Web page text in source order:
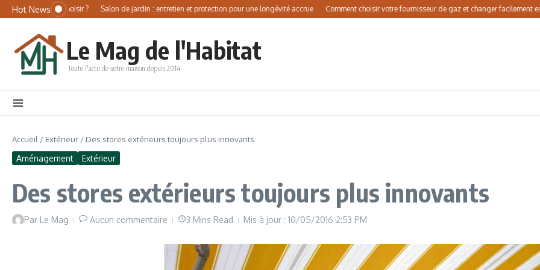
Aller au contenu
Hot News
comment choisir ? Salon de jardin : entretien et protection pour une longévité accrue Comment choisir votre fournisseur de gaz et changer facilement en 2026
Le Mag de l'Habitat
Toute l'actu de votre maison depuis 2014
Accueil / Extérieur / Des stores extérieurs toujours plus innovants
Aménagement Extérieur
Des stores extérieurs toujours plus innovants
Par Le Mag Aucun commentaire 3 Mins Read Mis à jour : 10/05/2016 2:53 PM
Panneau de gestion des cookies